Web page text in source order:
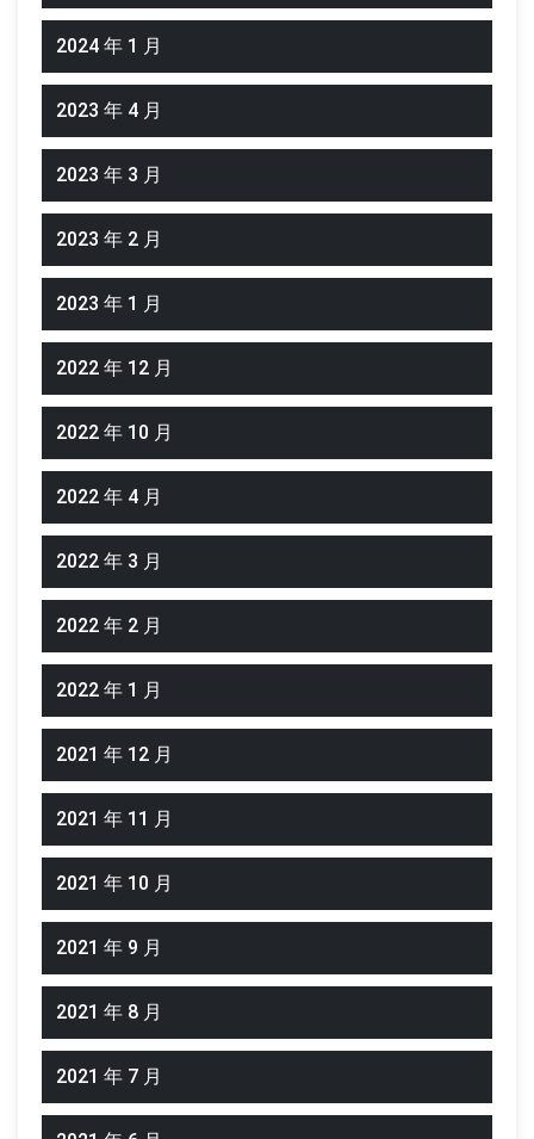
2024 年 1 月
2023 年 4 月
2023 年 3 月
2023 年 2 月
2023 年 1 月
2022 年 12 月
2022 年 10 月
2022 年 4 月
2022 年 3 月
2022 年 2 月
2022 年 1 月
2021 年 12 月
2021 年 11 月
2021 年 10 月
2021 年 9 月
2021 年 8 月
2021 年 7 月